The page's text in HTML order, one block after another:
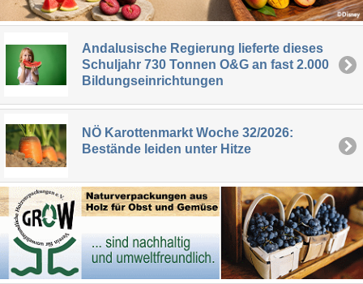
Andalusische Regierung lieferte dieses
Schuljahr 730 Tonnen O&G an fast 2.000
Bildungseinrichtungen
NÖ Karottenmarkt Woche 32/2026:
Bestände leiden unter Hitze